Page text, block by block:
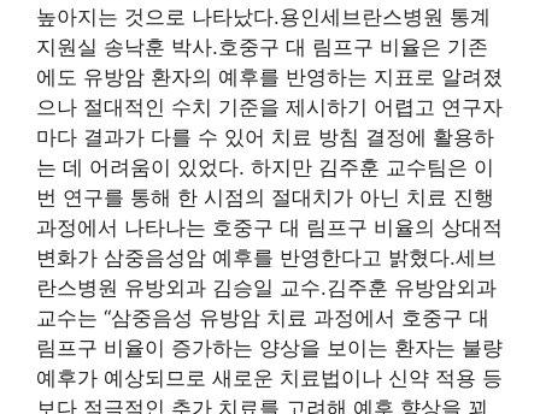
높아지는 것으로 나타났다.용인세브란스병원 통계
지원실 송낙훈 박사.호중구 대 림프구 비율은 기존
에도 유방암 환자의 예후를 반영하는 지표로 알려졌
으나 절대적인 수치 기준을 제시하기 어렵고 연구자
마다 결과가 다를 수 있어 치료 방침 결정에 활용하
는 데 어려움이 있었다. 하지만 김주훈 교수팀은 이
번 연구를 통해 한 시점의 절대치가 아닌 치료 진행
과정에서 나타나는 호중구 대 림프구 비율의 상대적
변화가 삼중음성암 예후를 반영한다고 밝혔다.세브
란스병원 유방외과 김승일 교수.김주훈 유방암외과
교수는 “삼중음성 유방암 치료 과정에서 호중구 대
림프구 비율이 증가하는 양상을 보이는 환자는 불량
예후가 예상되므로 새로운 치료법이나 신약 적용 등
보다 적극적인 추가 치료를 고려해 예후 향상을 꾀